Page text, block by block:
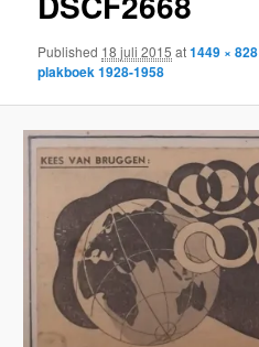
Published 18 juli 2015 at1449 × 828
plakboek 1928-1958